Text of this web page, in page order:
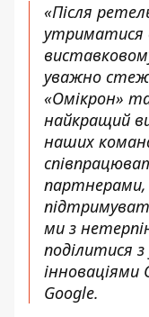
«Після
утриматися
уважно
«Омікрон»
найкращий
наших
ми з
поділитися
інноваціями
Google.